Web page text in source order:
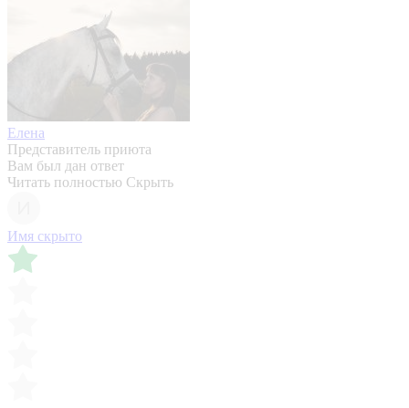
Елена
Представитель приюта
Вам был дан ответ
Читать полностью Скрыть
Имя скрыто